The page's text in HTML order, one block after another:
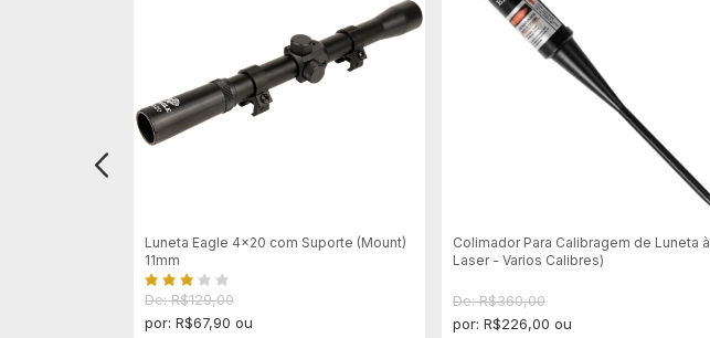
Luneta Eagle 4x20 com Suporte (Mount)
11mm
De: R$129,00
por: R$67,90 ou
Colimador Para Calibragem de Luneta à
Laser - Varios Calibres)
De: R$360,00
por: R$226,00 ou